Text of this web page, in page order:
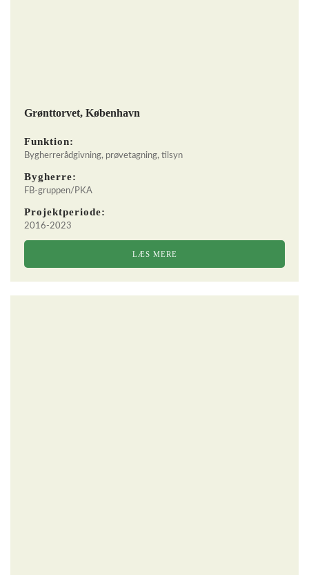
Grønttorvet, København
Funktion:
Bygherrerådgivning, prøvetagning, tilsyn
Bygherre:
FB-gruppen/PKA
Projektperiode:
2016-2023
LÆS MERE